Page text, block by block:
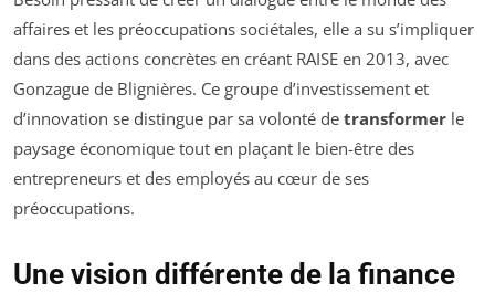
affaires et les préoccupations sociétales, elle a su s’impliquer
dans des actions concrètes en créant RAISE en 2013, avec
Gonzague de Blignières. Ce groupe d’investissement et
d’innovation se distingue par sa volonté de transformer le
paysage économique tout en plaçant le bien-être des
entrepreneurs et des employés au cœur de ses
préoccupations.
Une vision différente de la finance